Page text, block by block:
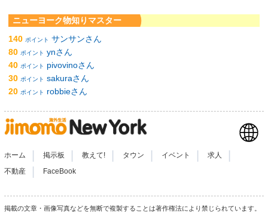
ニューヨーク物知りマスター
140 ポイント サンサンさん
80 ポイント ynさん
40 ポイント
pivovinoさん
30 ポイント sakuraさん
20 ポイント robbieさん
ホーム 掲示板 教えて! タウン イベント 求人
不動産 FaceBook
掲載の文章・画像写真などを無断で複製することは著作権法により禁じられています。